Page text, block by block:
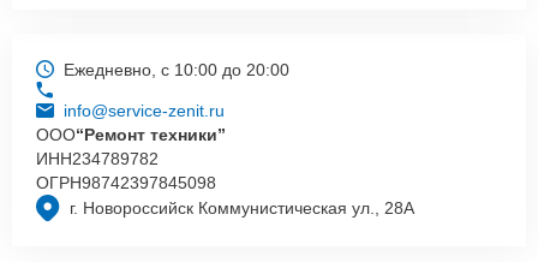
г. Новороссийск Коммунистическая ул., 28А
Ежедневно, с 10:00 до 20:00
info@service-zenit.ru
ООО“Ремонт техники”
ИНН234789782
ОГРН98742397845098